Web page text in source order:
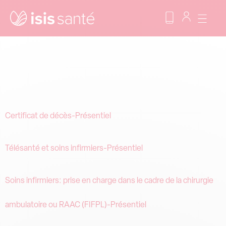
Certificat de décès-Présentiel
Télésanté et soins infirmiers-Présentiel
Soins infirmiers: prise en charge dans le cadre de la chirurgie
ambulatoire ou RAAC (FIFPL)-Présentiel